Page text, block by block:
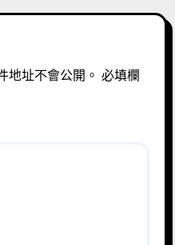
地址不會公開。 必填欄